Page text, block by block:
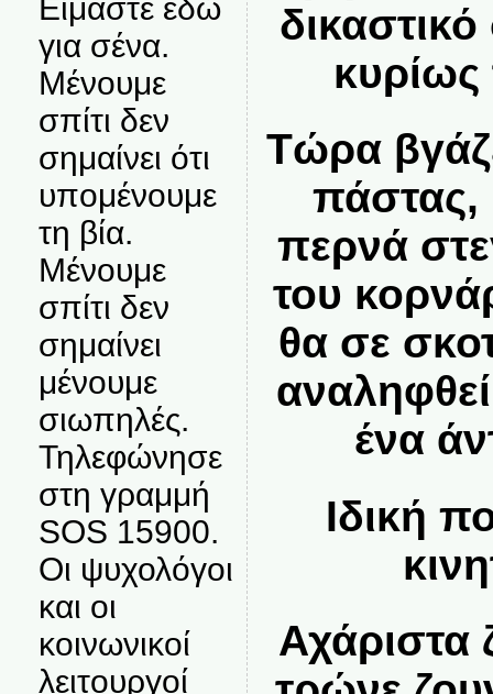
Είμαστε εδώ
για σένα.
Μένουμε
σπίτι δεν
σημαίνει ότι
υπομένουμε
τη βία.
Μένουμε
σπίτι δεν
σημαίνει
μένουμε
σιωπηλές.
Τηλεφώνησε
στη γραμμή
SOS 15900.
Οι ψυχολόγοι
και οι
κοινωνικοί
λειτουργοί
κυρίως
Τώρα
πάστας,
περνά
του
θα σε
ένα
Ιδική
Αχάριστα